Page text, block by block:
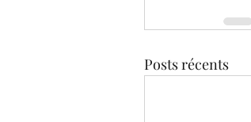
Posts récents